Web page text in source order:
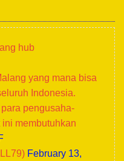
hub
yang mana bisa
Indonesia.
pengusaha-
membutuhkan
February 13,